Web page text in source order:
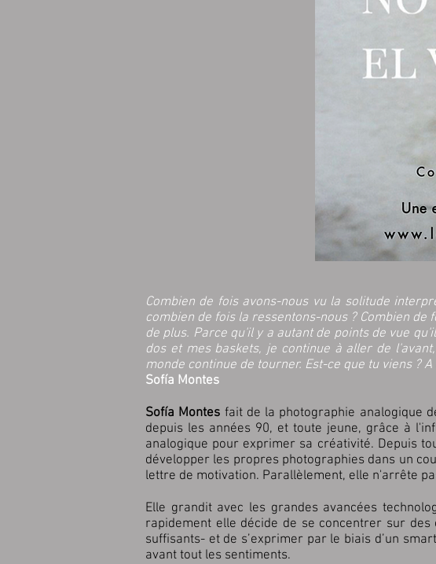
Combien de fois avons-nous vu la solitude
combien de fois la ressentons-nous ? Combien
de plus. Parce qu'il y a autant de points de vue
dos et mes baskets, je continue à aller de
monde continue de tourner. Est-ce que tu viens ?
Sofía Montes
Sofía Montes fait de la photographie analogique
depuis les années 90, et toute jeune, grâce à
analogique pour exprimer sa créativité. Depuis
développer les propres photographies dans un
lettre de motivation. Parallèlement, elle n'arrête
Elle grandit avec les grandes avancées
rapidement elle décide de se concentrer sur
suffisants- et de s’exprimer par le biais d’un
avant tout les sentiments.